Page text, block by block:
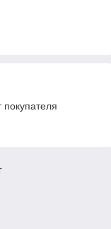
покупателя